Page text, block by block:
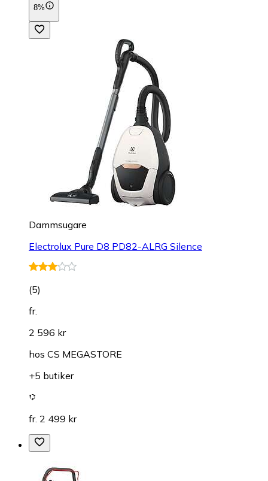
8%
Dammsugare
Electrolux Pure D8 PD82-ALRG Silence
(5)
fr.
2 596 kr
hos CS MEGASTORE
+5 butiker
fr. 2 499 kr